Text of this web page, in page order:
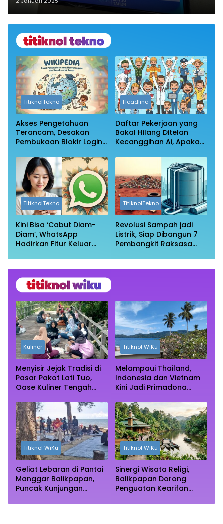
TitiknolTekno
Akses Pengetahuan
Terancam, Desakan
Pembukaan Blokir Login
Headline
Daftar Pekerjaan yang
Bakal Hilang Ditelan
Kecanggihan Ai, Apakah
Aman?
TitiknolTekno
Kini Bisa ‘Cabut Diam-
Diam’, WhatsApp
Hadirkan Fitur Keluar
TitiknolTekno
Revolusi Sampah jadi
Listrik, Siap Dibangun 7
Pembangkit Raksasa
Kuliner
Menyisir Jejak Tradisi di
Pasar Pakot Lati Tuo,
Oase Kuliner Tengah
Titiknol WiKu
Melampaui Thailand,
Indonesia dan Vietnam
Kini Jadi Primadona
Titiknol WiKu
Geliat Lebaran di Pantai
Manggar Balikpapan,
Puncak Kunjungan
Titiknol WiKu
Sinergi Wisata Religi,
Balikpapan Dorong
Penguatan Kearifan